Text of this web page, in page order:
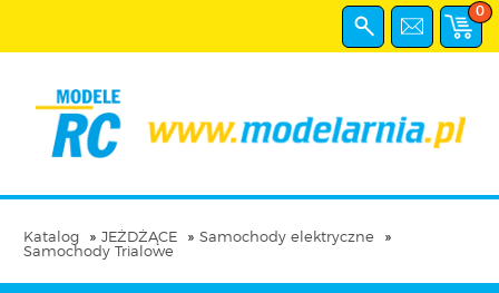
0
Katalog JEŻDŻĄCE
Samochody elektryczne
Samochody Trialowe